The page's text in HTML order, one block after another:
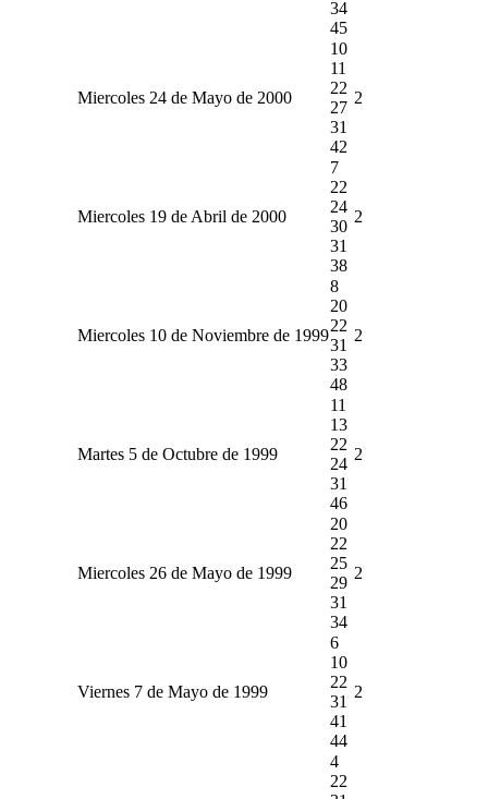
34
45
Miercoles 24 de Mayo de 2000
10
11
22
27
31
42
2
Miercoles 19 de Abril de 2000
7
22
24
30
31
38
2
Miercoles 10 de Noviembre de 1999
8
20
22
31
33
48
2
Martes 5 de Octubre de 1999
11
13
22
24
31
46
2
Miercoles 26 de Mayo de 1999
20
22
25
29
31
34
2
Viernes 7 de Mayo de 1999
6
10
22
31
41
44
2
4
22